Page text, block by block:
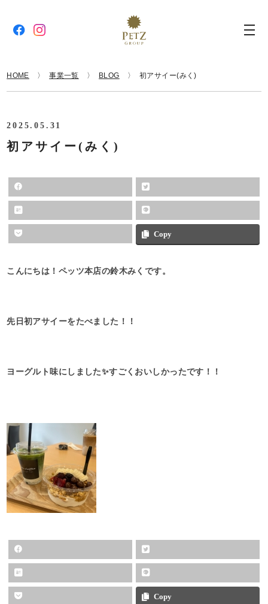
HOME 事業一覧 BLOG 初アサイー(みく)
2025.05.31
初アサイー(みく)
Copy
こんにちは！ペッツ本店の鈴木みくです。
先日初アサイーをたべました！！
ヨーグルト味にしました✨すごくおいしかったです！！
Copy